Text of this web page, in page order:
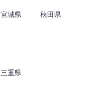
宮城県
秋田県
三重県